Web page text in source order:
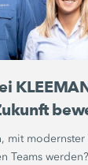
mit modernster
Teams